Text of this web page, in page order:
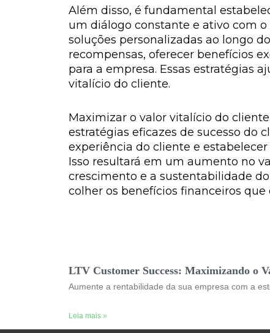
Além disso, é fundamental
um diálogo constante e ativo com
soluções personalizadas ao longo
recompensas, oferecer benefícios
para a empresa. Essas estratégias
vitalício do cliente.
Maximizar o valor vitalício do
estratégias eficazes de sucesso do
experiência do cliente e
Isso resultará em um aumento no
crescimento e a sustentabilidade
colher os benefícios financeiros
LTV Customer Success: Maximizando o
Aumente a rentabilidade da sua empresa com a
Leia mais »